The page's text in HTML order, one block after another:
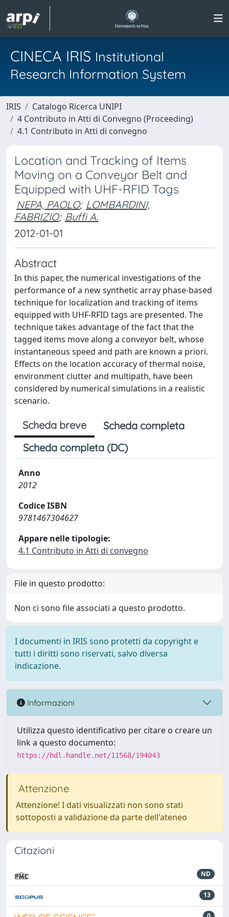
CINECA IRIS Institutional
Research Information System
IRIS
Catalogo Ricerca UNIPI
4 Contributo in Atti di Convegno (Proceeding)
4.1 Contributo in Atti di convegno
Location and Tracking of Items
Moving on a Conveyor Belt and
Equipped with UHF-RFID Tags
NEPA, PAOLO; LOMBARDINI,
FABRIZIO; Buffi A.
2012-01-01
Abstract
In this paper, the numerical investigations of the
performance of a new synthetic array phase-based
technique for localization and tracking of items
equipped with UHF-RFID tags are presented. The
technique takes advantage of the fact that the
tagged items move along a conveyor belt, whose
instantaneous speed and path are known a priori.
Effects on the location accuracy of thermal noise,
environment clutter and multipath, have been
considered by numerical simulations in a realistic
scenario.
Scheda breve
Scheda completa
Scheda completa (DC)
Anno
2012
Codice ISBN
9781467304627
Appare nelle tipologie:
4.1 Contributo in Atti di convegno
File in questo prodotto:
Non ci sono file associati a questo prodotto.
I documenti in IRIS sono protetti da copyright e
tutti i diritti sono riservati, salvo diversa
indicazione.
Informazioni
Utilizza questo identificativo per citare o creare un
link a questo documento:
https://hdl.handle.net/11568/194043
Attenzione
Attenzione! I dati visualizzati non sono stati
sottoposti a validazione da parte dell'ateneo
Citazioni
ND
13